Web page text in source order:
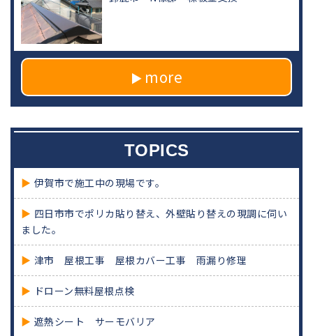
more
TOPICS
伊賀市で施工中の現場です。
四日市市でポリカ貼り替え、外壁貼り替えの現調に伺い
ました。
津市 屋根工事 屋根カバー工事 雨漏り修理
ドローン無料屋根点検
遮熱シート サーモバリア